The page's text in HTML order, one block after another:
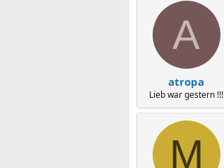
A
atropa
Lieb war gestern !!!
M